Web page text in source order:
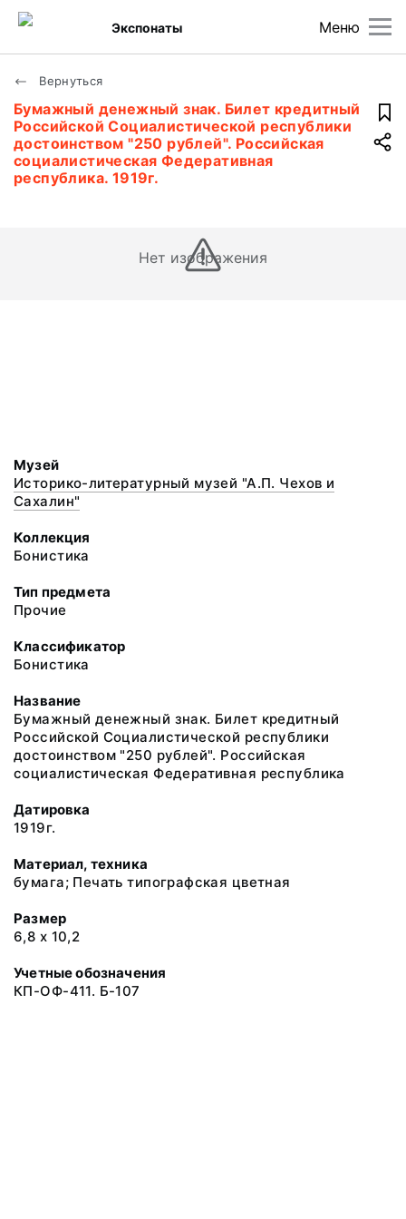
Меню
Экспонаты
Вернуться
Бумажный денежный знак. Билет кредитный
Российской Социалистической республики
достоинством "250 рублей". Российская
социалистическая Федеративная
республика. 1919г.
Нет изображения
Музей
Историко-литературный музей "А.П. Чехов и
Сахалин"
Коллекция
Бонистика
Тип предмета
Прочие
Классификатор
Бонистика
Название
Бумажный денежный знак. Билет кредитный
Российской Социалистической республики
достоинством "250 рублей". Российская
социалистическая Федеративная республика
Датировка
1919г.
Материал, техника
бумага; Печать типографская цветная
Размер
6,8 х 10,2
Учетные обозначения
КП-ОФ-411. Б-107